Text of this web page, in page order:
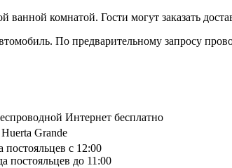
комнатой. Гости могут заказать
По предварительному запросу
Интернет бесплатно
Grande
постояльцев с 12:00
постояльцев до 11:00